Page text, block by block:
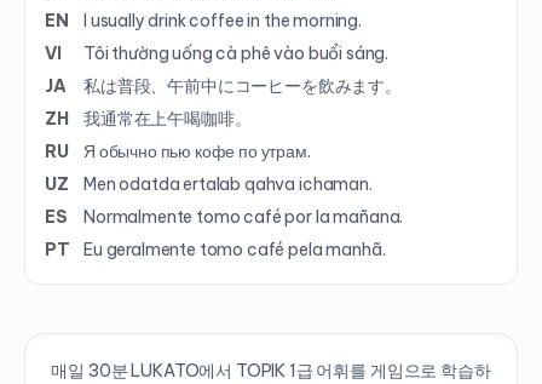
EN
I usually drink coffee in the morning.
VI
Tôi thường uống cà phê vào buổi sáng.
JA
私は普段、午前中にコーヒーを飲みます。
ZH
我通常在上午喝咖啡。
RU
Я обычно пью кофе по утрам.
UZ
Men odatda ertalab qahva ichaman.
ES
Normalmente tomo café por la mañana.
PT
Eu geralmente tomo café pela manhã.
매일 30분 LUKATO에서 TOPIK 1급 어휘를 게임으로 학습하